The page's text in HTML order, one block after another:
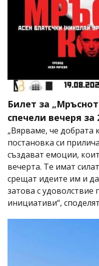
Билет за
спечели вечеря за
„Вярваме, че добрата
постановка си
създават емоции,
вечерта. Те имат
срещат идеите им и
затова с
инициативи“,